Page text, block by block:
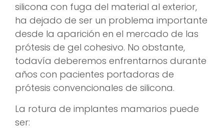
silicona con fuga del material al exterior,
ha dejado de ser un problema importante
desde la aparición en el mercado de las
prótesis de gel cohesivo. No obstante,
todavía deberemos enfrentarnos durante
años con pacientes portadoras de
prótesis convencionales de silicona.
La rotura de implantes mamarios puede
ser: